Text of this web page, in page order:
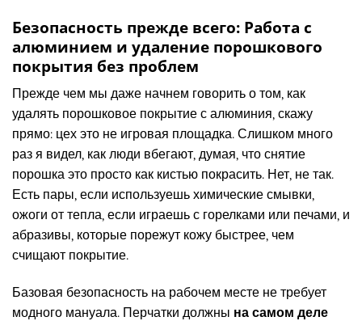
Безопасность прежде всего: Работа с
алюминием и удаление порошкового
покрытия без проблем
Прежде чем мы даже начнем говорить о том, как
удалять порошковое покрытие с алюминия, скажу
прямо: цех это не игровая площадка. Слишком много
раз я видел, как люди вбегают, думая, что снятие
порошка это просто как кистью покрасить. Нет, не так.
Есть пары, если используешь химические смывки,
ожоги от тепла, если играешь с горелками или печами, и
абразивы, которые порежут кожу быстрее, чем
счищают покрытие.
Базовая безопасность на рабочем месте не требует
модного мануала. Перчатки должны на самом деле